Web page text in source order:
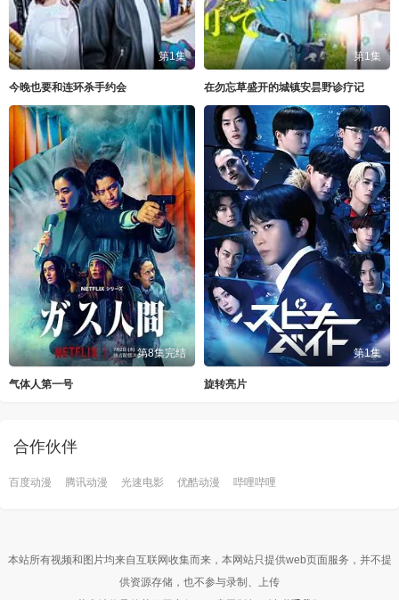
第1集
今晚也要和连环杀手约会
第1集
在勿忘草盛开的城镇安昙野诊疗记
第8集完结
气体人第一号
第1集
旋转亮片
合作伙伴
百度动漫 腾讯动漫 光速电影 优酷动漫 哔哩哔哩
本站所有视频和图片均来自互联网收集而来，本网站只提供web页面服务，并不提
供资源存储，也不参与录制、上传